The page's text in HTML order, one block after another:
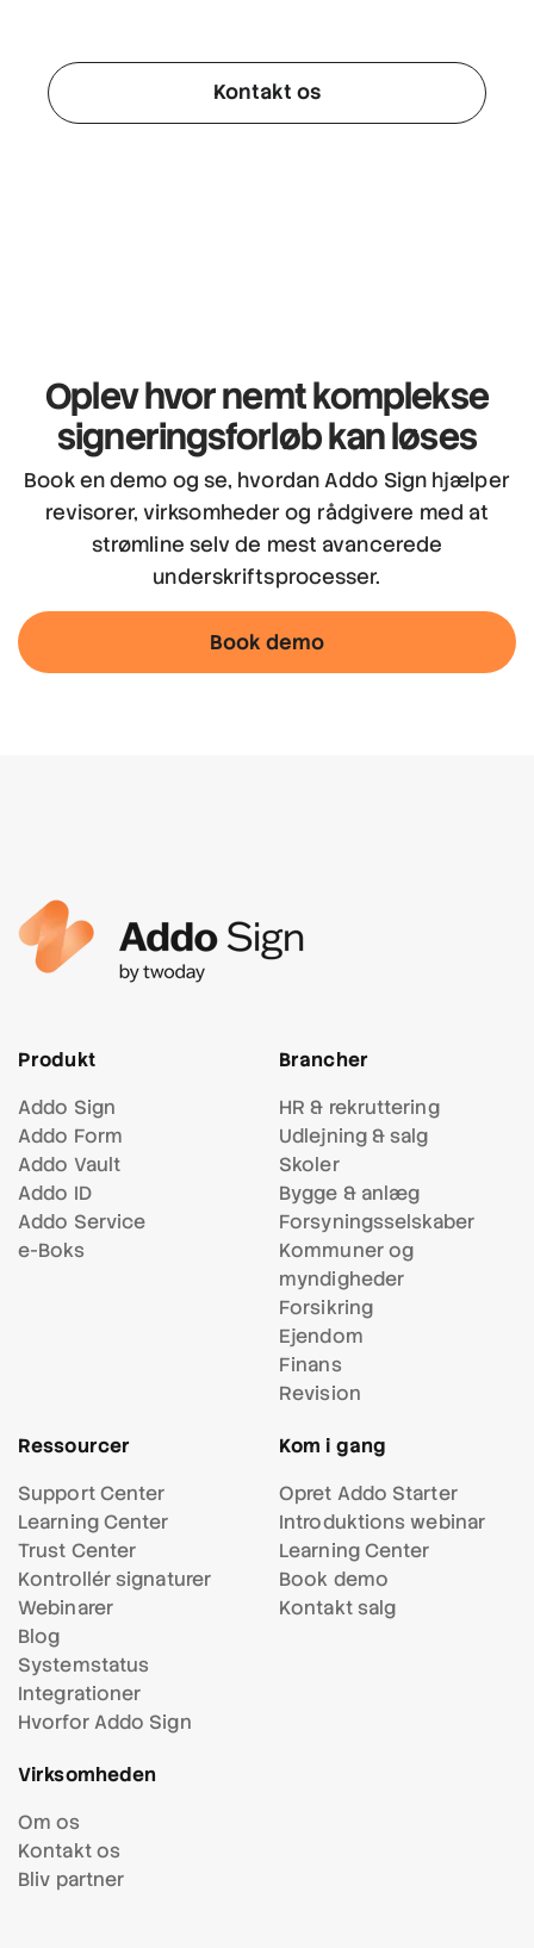
Kontakt os
Oplev hvor nemtkomplekse
signeringsforløb kan løses
Book en demo og se, hvordan Addo Sign hjælper
revisorer, virksomheder og rådgivere med at
strømline selv de mest avancerede
underskriftsprocesser.
Book demo
Produkt
Addo Sign
Addo Form
Addo Vault
Addo ID
Addo Service
e-Boks
Brancher
HR & rekruttering
Udlejning & salg
Skoler
Bygge & anlæg
Forsyningsselskaber
Kommuner og
myndigheder
Forsikring
Ejendom
Finans
Revision
Ressourcer
Support Center
Learning Center
Trust Center
Kontrollér signaturer
Webinarer
Blog
Systemstatus
Integrationer
Hvorfor Addo Sign
Kom i gang
Opret Addo Starter
Introduktions webinar
Learning Center
Book demo
Kontakt salg
Virksomheden
Om os
Kontakt os
Bliv partner